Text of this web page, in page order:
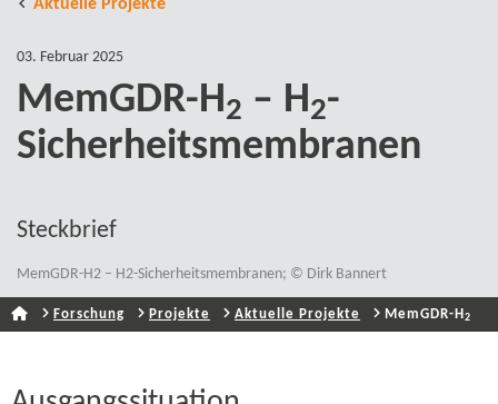
Aktuelle Projekte
03. Februar 2025
MemGDR-​H2 – H2-​
Sicherheitsmembranen
Steckbrief
MemGDR-​H2 – H2-​Sicherheitsmembranen; © Dirk Bannert
Forschung Projekte Aktuelle Projekte MemGDR-​H 2